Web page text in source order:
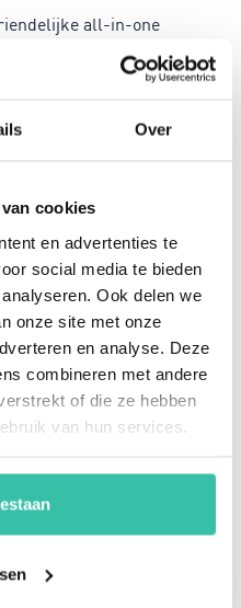
Over
cookies
en advertenties te
social media te bieden
Ook delen we
onze site met onze
en analyse. Deze
combineren met andere
of die ze hebben
van hun services.
all-in-one
en flexibel
en heldere rapportages.
standaarden voor
eenvoudig en
Arjan Kremer
Mede-oprichter Perium
B.V.
Met een achtergrond in
risicomanagement, ICT
innovatie, help ik
organisaties om
steeds veranderende